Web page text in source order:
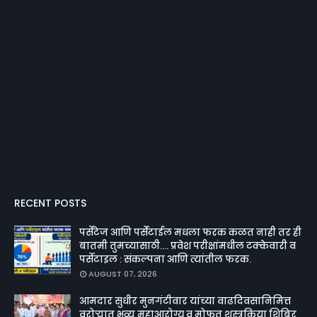
RECENT POSTS
पर्सेंटेज आणि पर्सेंटाईल मधला फरक कळत नाही तर ही
बातमी तुमच्यासाठी.... प्रवेश परीक्षांमधील टक्केवारी व
पर्सेटाइल : संकल्पना आणि त्यांतील फरक.
AUGUST 07, 2026
आमदार सुधीर मुनगंटीवार यांच्या वाढदिवसानिमित्त
वरोऱ्यात भव्य महाआरोग्य व मोफत शस्त्रक्रिया शिबिर